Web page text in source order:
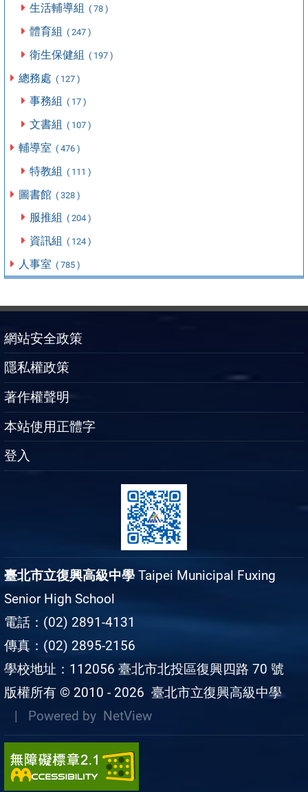
生活輔導組 ( 78 )
體育組 ( 247 )
衛生保健組 ( 197 )
總務處 ( 127 )
事務組 ( 17 )
文書組 ( 107 )
輔導室 ( 476 )
特教組 ( 111 )
圖書館 ( 328 )
服推組 ( 204 )
資訊組 ( 124 )
人事室 ( 785 )
網站安全政策
隱私權政策
著作權聲明
本站使用正體字
登入
臺北市立復興高級中學 Taipei Municipal Fuxing
Senior High School
電話：(02) 2891-4131
傳真：(02) 2895-2156
學校地址：112056 臺北市北投區復興四路 70 號
版權所有 © 2010 - 2026 臺北市立復興高級中學
| Powered by NetView